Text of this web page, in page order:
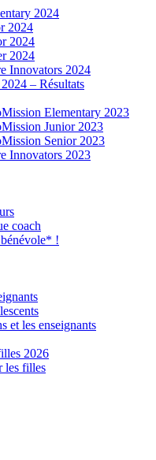
2024
2024
2024
2024
Innovators 2024
– Résultats
Elementary 2023
Junior 2023
Senior 2023
Innovators 2023
coach
!
et les enseignants
2026
les filles